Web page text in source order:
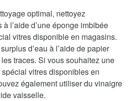
optimal, nettoyez
l’aide d’une éponge imbibée
vitres disponible en magasins.
d’eau à l’aide de papier
traces. Si vous souhaitez une
vitres disponibles en
également utiliser du vinaigre
vaisselle.